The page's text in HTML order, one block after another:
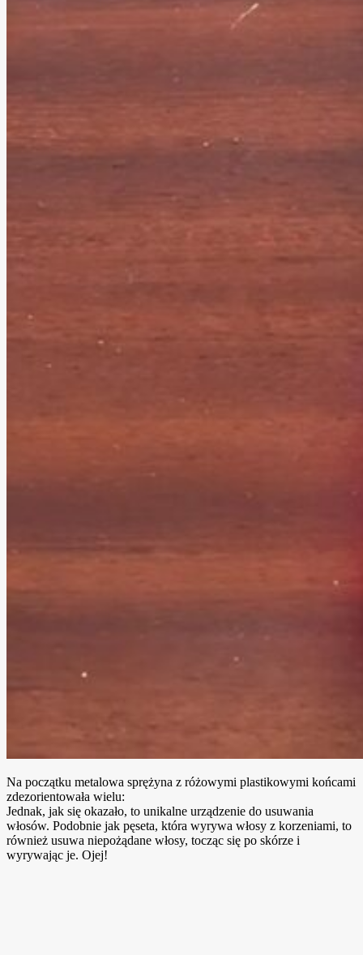
Na początku metalowa sprężyna z różowymi plastikowymi końcami
zdezorientowała wielu:
Jednak, jak się okazało, to unikalne urządzenie do usuwania
włosów. Podobnie jak pęseta, która wyrywa włosy z korzeniami, to
również usuwa niepożądane włosy, tocząc się po skórze i
wyrywając je. Ojej!